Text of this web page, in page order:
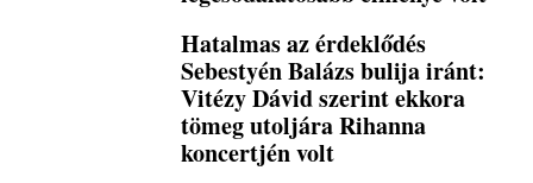
Hatalmas az érdeklődés
Sebestyén Balázs bulija iránt:
Vitézy Dávid szerint ekkora
tömeg utoljára Rihanna
koncertjén volt